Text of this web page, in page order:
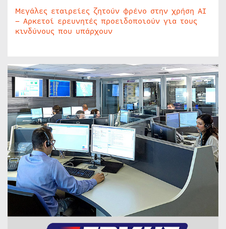
Μεγάλες εταιρείες ζητούν φρένο στην χρήση AI
– Αρκετοί ερευνητές προειδοποιούν για τους
κινδύνους που υπάρχουν